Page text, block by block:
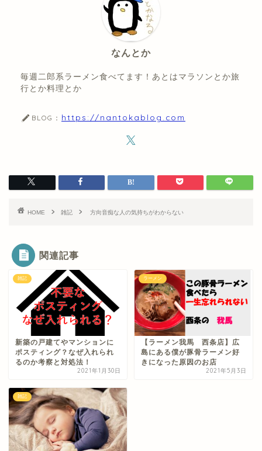
なんとか
毎週二郎系ラーメン食べてます！あとはマラソンとか旅
行とか料理とか
BLOG： https://nantokablog.com
HOME 雑記 方向音痴な人の気持ちがわからない
関連記事
雑記
新築の戸建てやマンションに
ポスティング？なぜ入れられ
るのか考察と対処法！
2021年1月30日
ラーメン
【ラーメン我馬 西条店】広
島にある僕が豚骨ラーメン好
きになった原因のお店
2021年5月3日
雑記